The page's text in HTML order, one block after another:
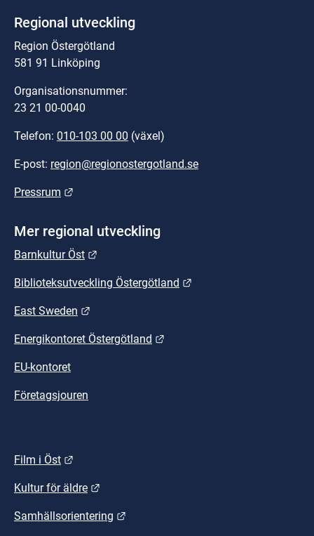
Regional utveckling
Region Östergötland
581 91 Linköping
Organisationsnummer:
23 21 00-0040
Telefon: 010-103 00 00 (växel)
E-post: region@regionostergotland.se
Pressrum
Mer regional utveckling
Barnkultur Öst
Biblioteksutveckling Östergötland
East Sweden
Energikontoret Östergötland
EU-kontoret
Företagsjouren
Film i Öst
Kultur för äldre
Samhällsorientering